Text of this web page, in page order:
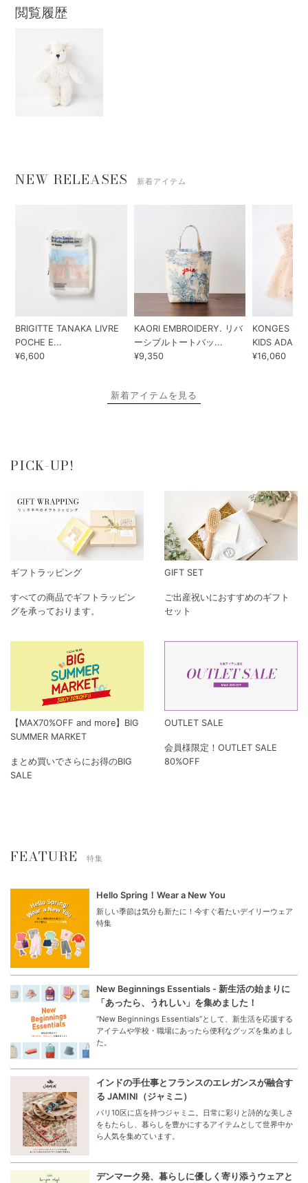
閲覧履歴
NEW RELEASES 新着アイテム
BRIGITTE TANAKA LIVRE
POCHE E...
¥6,600
KAORI EMBROIDERY. リバ
ーシブルトートバッ...
¥9,350
KONGES
KIDS ADA...
¥16,060
新着アイテムを見る
PICK-UP!
ギフトラッピング
すべての商品でギフトラッピン
グを承っております。
GIFT SET
ご出産祝いにおすすめのギフト
セット
【MAX70%OFF and more】BIG
SUMMER MARKET
まとめ買いでさらにお得のBIG
SALE
OUTLET SALE
会員様限定！OUTLET SALE
80%OFF
FEATURE 特集
Hello Spring！Wear a New You
新しい季節は気分も新たに！今すぐ着たいデイリーウェア
特集
New Beginnings Essentials - 新生活の始まりに
「あったら、うれしい」を集めました！
“New Beginnings Essentials”として、新生活を応援する
アイテムや学校・職場にあったら便利なグッズを集めまし
た。
インドの手仕事とフランスのエレガンスが融合す
る JAMINI（ジャミニ）
パリ10区に店を持つジャミニ。日常に彩りと詩的な美しさ
をもたらし、暮らしを豊かにするアイテムとして世界中か
ら人気を集めています。
デンマーク発、暮らしに優しく寄り添うウェアと